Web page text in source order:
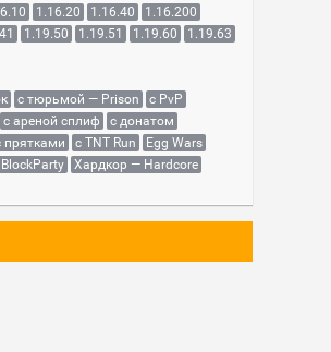
1.16.20 1.16.40
1.16.200
1.19.50 1.19.51 1.19.60
1.19.63
с тюрьмой — Prison
с PvP
с ареной сплиф
с донатом
прятками с TNT Run
Egg Wars
BlockParty
Хардкор — Hardcore